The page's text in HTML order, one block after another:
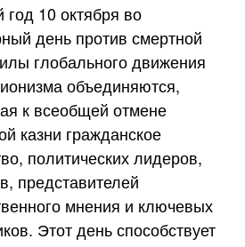
10 октября во
день против смертной
глобального движения
объединяются,
к всеобщей отмене
казни гражданское
политических лидеров,
представителей
мнения и ключевых
Этот день способствует